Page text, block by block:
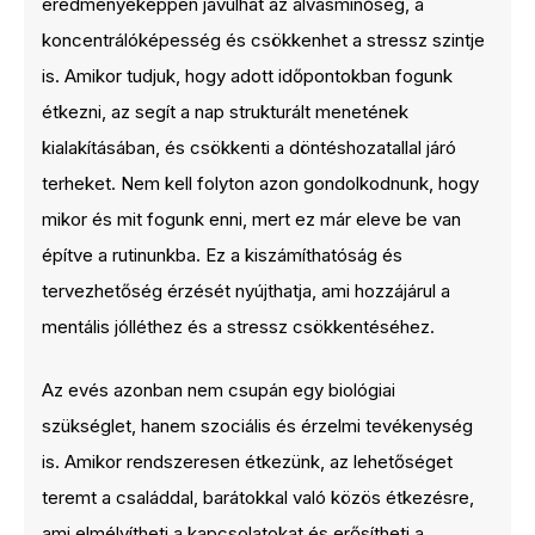
koncentrálóképesség és csökkenhet a stressz szintje
is. Amikor tudjuk, hogy adott időpontokban fogunk
étkezni, az segít a nap strukturált menetének
kialakításában, és csökkenti a döntéshozatallal járó
terheket. Nem kell folyton azon gondolkodnunk, hogy
mikor és mit fogunk enni, mert ez már eleve be van
építve a rutinunkba. Ez a kiszámíthatóság és
tervezhetőség érzését nyújthatja, ami hozzájárul a
mentális jólléthez és a stressz csökkentéséhez.
Az evés azonban nem csupán egy biológiai
szükséglet, hanem szociális és érzelmi tevékenység
is. Amikor rendszeresen étkezünk, az lehetőséget
teremt a családdal, barátokkal való közös étkezésre,